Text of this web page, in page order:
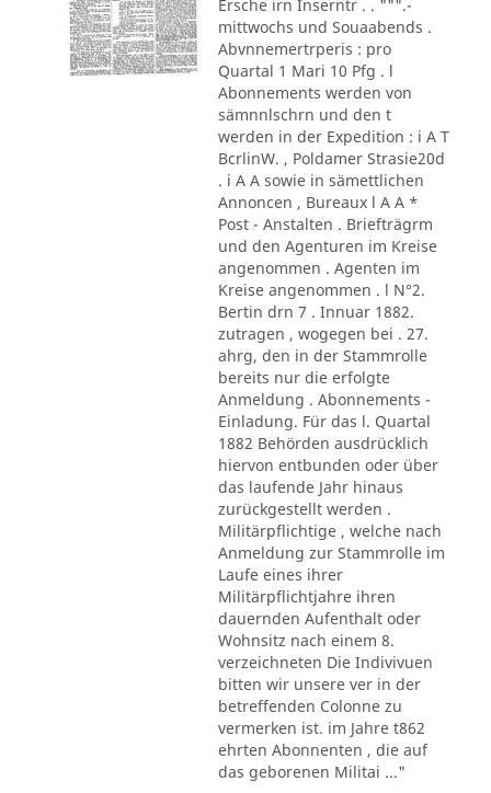
Ersche irn Inserntr . . """.-
mittwochs und Souaabends .
Abvnnemertrperis : pro
Quartal 1 Mari 10 Pfg . l
Abonnements werden von
sämnnlschrn und den t
werden in der Expedition : i A T
BcrlinW. , Poldamer Strasie20d
. i A A sowie in sämettlichen
Annoncen , Bureaux l A A *
Post - Anstalten . Briefträgrm
und den Agenturen im Kreise
angenommen . Agenten im
Kreise angenommen . l N°2.
Bertin drn 7 . Innuar 1882.
zutragen , wogegen bei . 27.
ahrg, den in der Stammrolle
bereits nur die erfolgte
Anmeldung . Abonnements -
Einladung. Für das l. Quartal
1882 Behörden ausdrücklich
hiervon entbunden oder über
das laufende Jahr hinaus
zurückgestellt werden .
Militärpflichtige , welche nach
Anmeldung zur Stammrolle im
Laufe eines ihrer
Militärpflichtjahre ihren
dauernden Aufenthalt oder
Wohnsitz nach einem 8.
verzeichneten Die Indivivuen
bitten wir unsere ver in der
betreffenden Colonne zu
vermerken ist. im Jahre t862
ehrten Abonnenten , die auf
das geborenen Militai ..."